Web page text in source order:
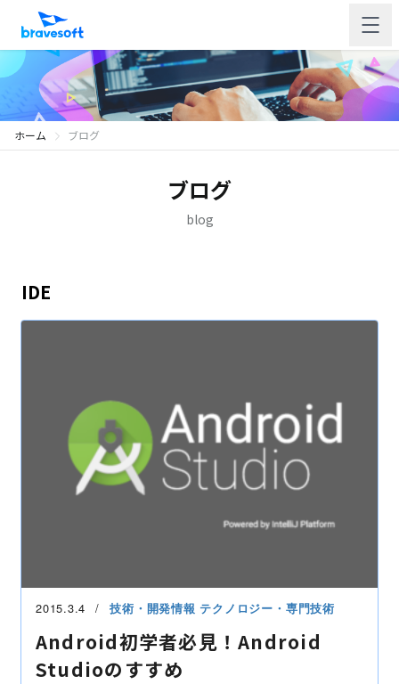
ホーム ブログ
ブログ
blog
IDE
2015.3.4 技術・開発情報 テクノロジー・専門技術
Android初学者必見！Android
Studioのすすめ